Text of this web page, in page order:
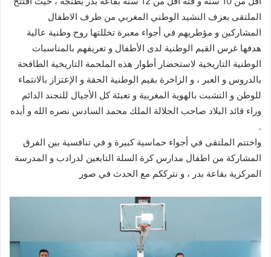
الملتقى بعزف النشيد الوطني المغربي من طرف الاطفال
المشاركين و مؤطريهم في أجواء معبرة تخللتها روح وطنية عالية
هدفها غرس القيم الوطنية لدى الأطفال و تعريفهم بالمناسبات
الوطنية التاريخية لاستحضار أطوار هذه الملحمة التاريخية الطافحة
بالدروس و العبر ، و الزاخرة بقيم الوطنية الحقة و الإعتزاز بالانتماء
للوطن و التشبت بالهوية المغربية و تعبئة كل الأجيال للتجند الدائم
وراء قائد البلاد صاحب الجلالة الملك محمد السادس نصره الله و أيده
.
واختتم الملتقى في أجواء حماسية كبيرة و في تنافسية بين الفرق
المشاركة من اطفال مدارس كرة السلة التابعين لدرادب و المدرسة
المركزية بقاعة بدر ، و نترككم مع الحدث في صور